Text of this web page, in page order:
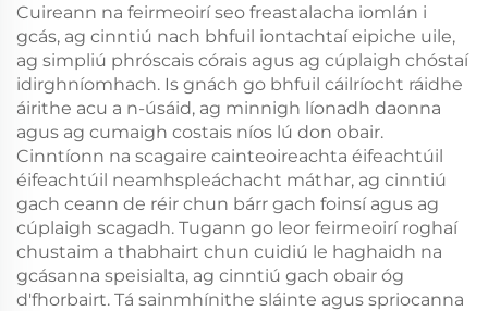
Cuireann na feirmeoirí seo freastalacha iomlán i
gcás, ag cinntiú nach bhfuil iontachtaí eipiche uile,
ag simpliú phróscais córais agus ag cúplaigh chóstaí
idirghníomhach. Is gnách go bhfuil cáilríocht ráidhe
áirithe acu a n-úsáid, ag minnigh líonadh daonna
agus ag cumaigh costais níos lú don obair.
Cinntíonn na scagaire cainteoireachta éifeachtúil
éifeachtúil neamhspleáchacht máthar, ag cinntiú
gach ceann de réir chun bárr gach foinsí agus ag
cúplaigh scagadh. Tugann go leor feirmeoirí roghaí
chustaim a thabhairt chun cuidiú le haghaidh na
gcásanna speisialta, ag cinntiú gach obair óg
d'fhorbairt. Tá sainmhínithe sláinte agus spriocanna